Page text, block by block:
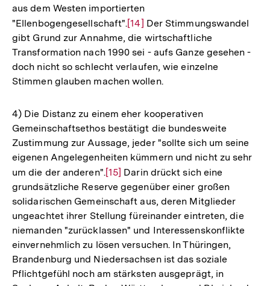
aus dem Westen importierten
"Ellenbogengesellschaft".Zur
Auflösung
der
Fußnote
[14] Der Stimmungswandel
gibt Grund zur Annahme, die wirtschaftliche
Transformation nach 1990 sei - aufs Ganze gesehen -
doch nicht so schlecht verlaufen, wie einzelne
Stimmen glauben machen wollen.
4) Die Distanz zu einem eher kooperativen
Gemeinschaftsethos bestätigt die bundesweite
Zustimmung zur Aussage, jeder "sollte sich um seine
eigenen Angelegenheiten kümmern und nicht zu sehr
um die der anderen".Zur
Auflösung
der
Fußnote
[15] Darin drückt sich eine
grundsätzliche Reserve gegenüber einer großen
solidarischen Gemeinschaft aus, deren Mitglieder
ungeachtet ihrer Stellung füreinander eintreten, die
niemanden "zurücklassen" und Interessenskonflikte
einvernehmlich zu lösen versuchen. In Thüringen,
Brandenburg und Niedersachsen ist das soziale
Pflichtgefühl noch am stärksten ausgeprägt, in